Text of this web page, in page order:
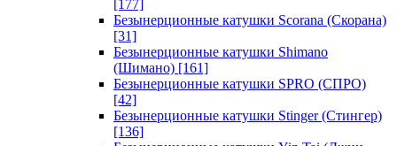
[177]
Безынерционные катушки Scorana (Скорана)
[31]
Безынерционные катушки Shimano
(Шимано) [161]
Безынерционные катушки SPRO (СПРО)
[42]
Безынерционные катушки Stinger (Стингер)
[136]